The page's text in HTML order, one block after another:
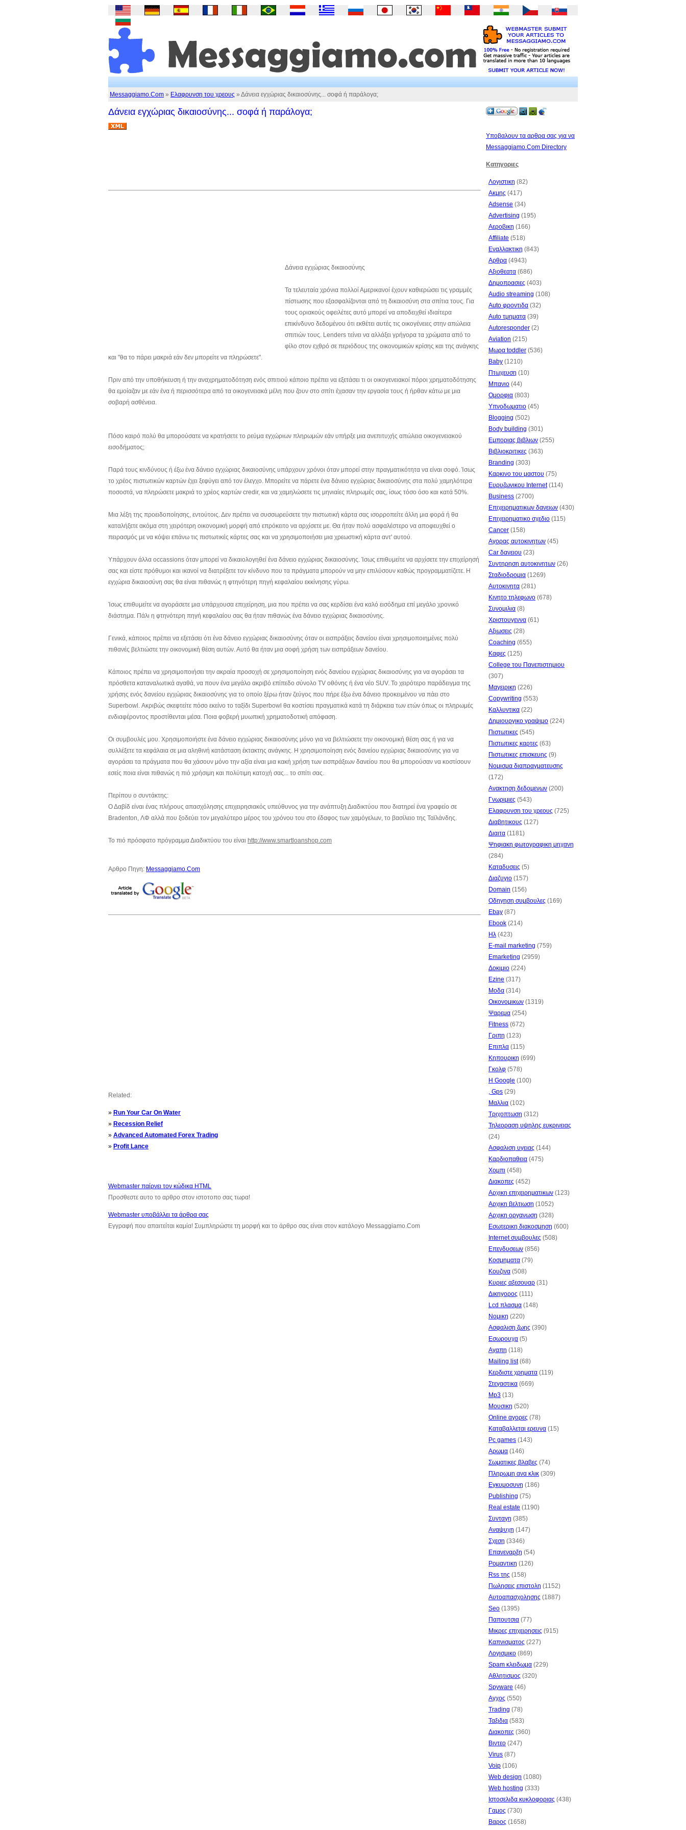
Messaggiamo.Com » Ελαφρυνση του χρεους » Δάνεια εγχώριας δικαιοσύνης... σοφά ή παράλογα;
Δάνεια εγχώριας δικαιοσύνης... σοφά ή παράλογα;
Δάνεια εγχώριας δικαιοσύνης
Τα τελευταία χρόνια πολλοί Αμερικανοί έχουν καθιερώσει τις γραμμές
πίστωσης που εξασφαλίζονται από τη δικαιοσύνη στα σπίτια τους. Για
τους οριακούς οφειλέτες αυτό μπορεί να αποδειχθεί ιδιαίτερα
επικίνδυνο δεδομένου ότι εκθέτει αυτές τις οικογένειες στην απώλεια
σπιτιών τους. Lenders τείνει να αλλάξει γρήγορα τα χρώματα από το
φίλο στον εχθρό σε περιόδους της οικονομικών κρίσης και της ανάγκης
και "θα το πάρει μακριά εάν δεν μπορείτε να πληρώσετε".
Πριν από την υποθήκευση ή την αναχρηματοδότηση ενός σπιτιού κάποιο πρέπει να εξετάσει τι οι οικογενειακοί πόροι χρηματοδότησης
θα εμοίαζαν με εάν ένα ή περισσότερα από τα οικογενειακά μέλη που ζουν στο σπίτι έχασαν την εργασία τους ή ήρθαν κάτω με μια
σοβαρή ασθένεια.
Πόσο καιρό πολύ θα μπορούσατε να κρατήσετε το ρεύμα εγχώριων πληρωμών εάν υπήρξε μια ανεπιτυχής απώλεια οικογενειακού
εισοδήματος;
Παρά τους κινδύνους ή έξω ένα δάνειο εγχώριας δικαιοσύνης υπάρχουν χρόνοι όταν μπορεί στην πραγματικότητα να είναι σοφό. Ίσως
το χρέος πιστωτικών καρτών έχει ξεφύγει από τον έλεγχο. Μπορείτε να πάρετε ένα δάνειο εγχώριας δικαιοσύνης στα πολύ χαμηλότερα
ποσοστά, να πληρώσετε μακριά το χρέος καρτών credir, και να χαμηλώσετε τις μηνιαίες πληρωμές σας, ίσως τόσο όσο και κατά 50%.
Μια λέξη της προειδοποίησης, εντούτοις. Δεν πρέπει να συσσωρεύσετε την πιστωτική κάρτα σας ισορροπείτε άλλη μια φορά ή θα
καταλήξετε ακόμα στη χειρότερη οικονομική μορφή από επρόκειτο να αρχίσετε με. Θα ήταν πολύ ασφαλέστερο να αποφευχθεί ο
πειρασμός με να κόψει επάνω τις πιστωτικές κάρτες σας και να χρησιμοποιήσει μια χρεωστική κάρτα αντ' αυτού.
Υπάρχουν άλλα occassions όταν μπορεί να δικαιολογηθεί ένα δάνειο εγχώριας δικαιοσύνης. Ίσως επιθυμείτε να αρχίσετε την επιχείρησή
σας και είστε πρόθυμοι και ικανοί να διατρέξετε τον κίνδυνο που τα πράγματα μπορούν να μην επιλύσουν καθώς προγραμματίζετε. Η
εγχώρια δικαιοσύνη σας θα είναι πιθανώς η φτηνότερη πηγή κεφαλαίου εκκίνησης γύρω.
Ίσως επιθυμείτε να αγοράσετε μια υπάρχουσα επιχείρηση, μια που πρέπει να σας κερδίσει ένα καλό εισόδημα επί μεγάλο χρονικό
διάστημα. Πάλι η φτηνότερη πηγή κεφαλαίου σας θα ήταν πιθανώς ένα δάνειο εγχώριας δικαιοσύνης.
Γενικά, κάποιος πρέπει να εξετάσει ότι ένα δάνειο εγχώριας δικαιοσύνης όταν οι εισπράξεις δανείου είναι χρησιμοποιημένες πολύ
πιθανές βελτιώστε την οικονομική θέση αυτών. Αυτό θα ήταν μια σοφή χρήση των εισπράξεων δανείου.
Κάποιος πρέπει να χρησιμοποιήσει την ακραία προσοχή σε χρησιμοποίηση ενός δανείου εγχώριας δικαιοσύνης για να αγοράσει τα
πρόσθετα καταναλωτικά αγαθά, να πουν ένα μεγάλο ακριβό επίπεδο σύνολο TV οθόνης ή ένα νέο SUV. Το χειρότερο παράδειγμα της
χρήσης ενός δανείου εγχώριας δικαιοσύνης για το οποίο ξέρω ήταν ζεύγος που πήρε έξω ένα δάνειο προκειμένου να πάει στο
Superbowl. Ακριβώς σκεφτείτε πόσο εκείνο το ταξίδι Superbowl θα κοστίσει πραγματικά κατά τη διάρκεια των ετών όπως οι πληρωμές
ενδιαφέροντος προστίθενται μέσα. Ποια φοβερή μυωπική χρηματοδοτική απόφαση.
Οι συμβουλές μου. Χρησιμοποιήστε ένα δάνειο εγχώριας δικαιοσύνης μόνο για να βελτιώσετε την οικονομική θέση σας ή για να
συλλέξετε τα κεφάλαια σε μια αληθινή κατάσταση έκτακτης ανάγκης. Η χρησιμοποίηση ενός δανείου εγχώριας δικαιοσύνης για να
αγοράσει τα πράγματα που θα χάσουν μόνο την αξία είναι μια κακή χρήση των εισπράξεων δανείου που θα μπορούσαν να κοστίσουν
εσείς ποια είναι πιθανώς η πιό χρήσιμη και πολύτιμη κατοχή σας... το σπίτι σας.
Περίπου ο συντάκτης:
Ο Δαβίδ είναι ένας πλήρους απασχόλησης επιχειρησιακός υπεύθυνος για την ανάπτυξη Διαδικτύου που διατηρεί ένα γραφείο σε
Bradenton, ΛΦ αλλά που ξοδεύει τον μεγαλύτερο μέρος του χρόνου του στο έδαφος των χαμόγελων, το βασίλειο της Ταϊλάνδης.
Το πιό πρόσφατο πρόγραμμα Διαδικτύου του είναι http://www.smartloanshop.com
Αρθρο Πηγη: Messaggiamo.Com
Related:
» Run Your Car On Water
» Recession Relief
» Advanced Automated Forex Trading
» Profit Lance
Webmaster παίρνει τον κώδικα HTML
Προσθεστε αυτο το αρθρο στον ιστοτοπο σας τωρα!
Webmaster υποβάλλει τα άρθρα σας
Εγγραφή που απαιτείται καμία! Συμπληρώστε τη μορφή και το άρθρο σας είναι στον κατάλογο Messaggiamo.Com
Υποβαλουν τα αρθρα σας για να
Messaggiamo.Com Directory
Κατηγοριες
Λογιστικη (82)
Ακμης (417)
Adsense (34)
Advertising (195)
Αεροβικη (166)
Affiliate (518)
Εναλλακτικη (843)
Αρθρα (4943)
Αξιοθεατα (686)
Δημοπρασιες (403)
Audio streaming (108)
Auto φροντιδα (32)
Auto τμηματα (39)
Autoresponder (2)
Aviation (215)
Μωρα toddler (536)
Baby (1210)
Πτωχευση (10)
Μπανιο (44)
Ομορφια (803)
Υπνοδωματιο (45)
Blogging (502)
Body building (301)
Εμποριας βιβλιων (255)
Βιβλιοκριτικες (363)
Branding (303)
Καρκινο του μαστου (75)
Ευρυζωνικου Internet(114)
Business (2700)
Επιχειρηματικων δανειων (430)
Επιχειρηματικο σχεδιο (115)
Cancer (158)
Αγορας αυτοκινητων (45)
Car δανειου (23)
Συντηρηση αυτοκινητων (26)
Σταδιοδρομια (1269)
Αυτοκινητα (281)
Κινητο τηλεφωνο (678)
Συνομιλια (8)
Χριστουγεννα (61)
Αξιωσεις (28)
Coaching (655)
Καφες (125)
College του Πανεπιστημιου
(307)
Μαγειρικη (226)
Copywriting (553)
Καλλυντικα (22)
Δημιουργικο γραψιμο (224)
Πιστωτικες (545)
Πιστωτικες καρτες (63)
Πιστωτικες επισκευης (9)
Νομισμα διαπραγματευσης
(172)
Ανακτηση δεδομενων (200)
Γνωριμιες (543)
Ελαφρυνση του χρεους (725)
Διαβητικους (127)
Διαιτα (1181)
Ψηφιακη φωτογραφικη μηχανη
(284)
Καταδυσεις (5)
Διαζυγιο (157)
Domain (156)
Οδηγηση συμβουλες (169)
Ebay (87)
Ebook (214)
Ηλ (423)
E-mail marketing (759)
Emarketing (2959)
Δοκιμιο (224)
Ezine (317)
Μοδα (314)
Οικονομικων (1319)
Ψαρεμα (254)
Fitness (672)
Γριπη (123)
Επιπλα (115)
Κηπουρικη (699)
Γκολφ (578)
Η Google (100)
, Gps (29)
Μαλλια (102)
Τριχοπτωση (312)
Τηλεοραση υψηλης ευκρινειας
(24)
Ασφαλιση υγειας (144)
Καρδιοπαθεια (475)
Χομπι (458)
Διακοπες (452)
Αρχικη επιχειρηματικων (123)
Αρχικη βελτιωση (1052)
Αρχικη οργανωση (328)
Εσωτερικη διακοσμηση (600)
Internet συμβουλες (508)
Επενδυσεων (856)
Κοσμηματα (79)
Κουζινα (508)
Κυριες αξεσουαρ (31)
Δικηγορος (111)
Lcd πλασμα (148)
Νομικη (220)
Ασφαλιση ζωης (390)
Εσωρουχα (5)
Αγαπη (118)
Mailing list(68)
Κερδιστε χρηματα (119)
Στεγαστικα (669)
Mp3 (13)
Μουσικη (520)
Online αγορες (78)
Καταβαλλεται ερευνα (15)
Pc games (143)
Αρωμα (146)
Σωματικες βλαβες (74)
Πληρωμη ανα κλικ (309)
Εγκυμοσυνη (186)
Publishing (75)
Real estate (1190)
Συνταγη (385)
Αναψυχη (147)
Σχεση (3346)
Επανεναρξη (54)
Ρομαντικη (126)
Rss της (158)
Πωλησεις επιστολη (1152)
Αυτοαπασχολησης (1887)
Seo (1395)
Παπουτσια (77)
Μικρες επιχειρησεις (915)
Καπνισματος (227)
Λογισμικο (869)
Spam κλειδωμα (229)
Αθλητισμος (320)
Spyware (46)
Αγχος (550)
Trading (78)
Ταξιδια (583)
Διακοπες (360)
Βιντεο (247)
Virus (87)
Voip (106)
Web design (1080)
Web hosting (333)
Ιστοσελιδα κυκλοφοριας (438)
Γαμος (730)
Βαρος (1658)